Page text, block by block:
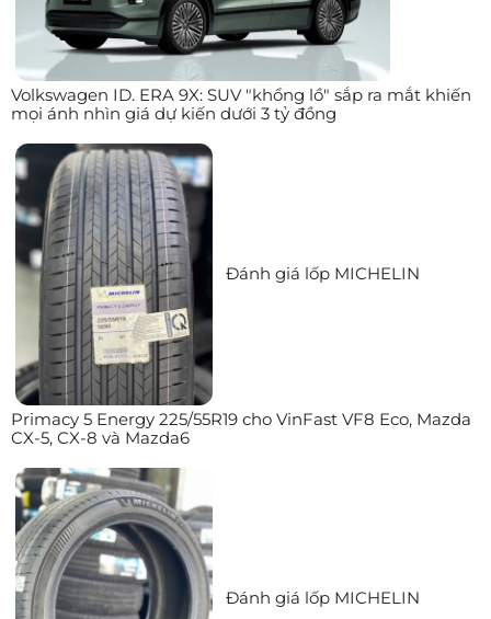
Volkswagen ID. ERA 9X: SUV "khổng lồ" sắp ra mắt khiến
mọi ánh nhìn giá dự kiến dưới 3 tỷ đồng
Đánh giá lốp MICHELIN
Primacy 5 Energy 225/55R19 cho VinFast VF8 Eco, Mazda
CX-5, CX-8 và Mazda6
Đánh giá lốp MICHELIN